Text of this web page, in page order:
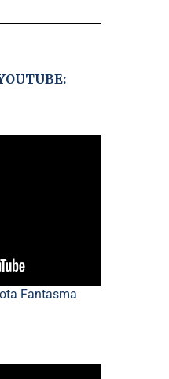
Fantasma